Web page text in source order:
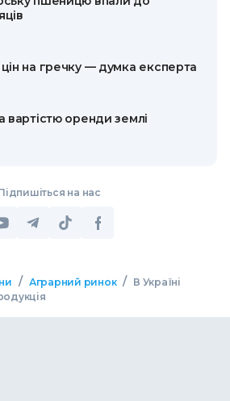
на гречку — думка експерта
вартістю оренди землі
на нас
/ Аграрний ринок / В Україні